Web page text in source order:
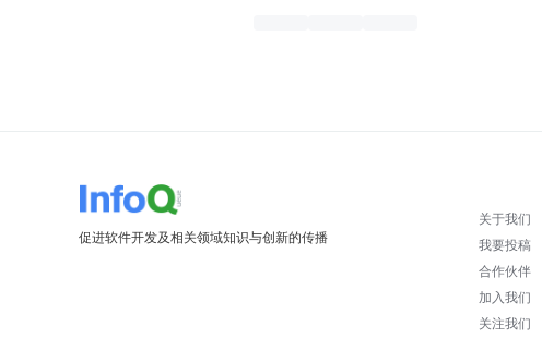
促进软件开发及相关领域知识与创新的传播
关于我们
我要投稿
合作伙伴
加入我们
关注我们